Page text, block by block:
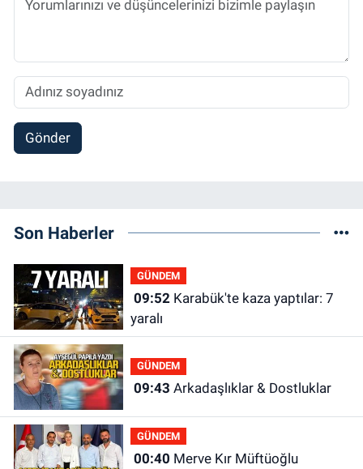
Gönder
Son Haberler
GÜNDEM
09:52Karabük'te kaza yaptılar: 7
yaralı
GÜNDEM
09:43 Arkadaşlıklar & Dostluklar
GÜNDEM
00:40